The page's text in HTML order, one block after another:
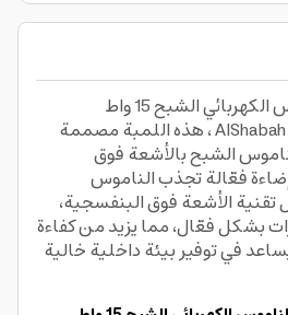
لمبة جهاز قاتل الناموس الكهربائي الشبح 15 واط
AlShabah Mosquito Killer Lamp ، هذه اللمبة مصممة
الشبح بالأشعة فوق
فعّالة تجذب الناموس
تقنية الأشعة فوق البنفسجية،
بشكل فعّال، مما يزيد من كفاءة
في توفير بيئة داخلية خالية